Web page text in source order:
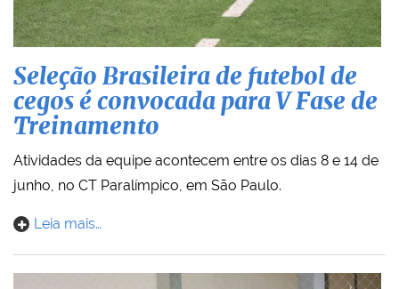
Seleção Brasileira de futebol de
cegos é convocada para V Fase de
Treinamento
Atividades da equipe acontecem entre os dias 8 e 14 de
junho, no CT Paralímpico, em São Paulo.
Leia mais…